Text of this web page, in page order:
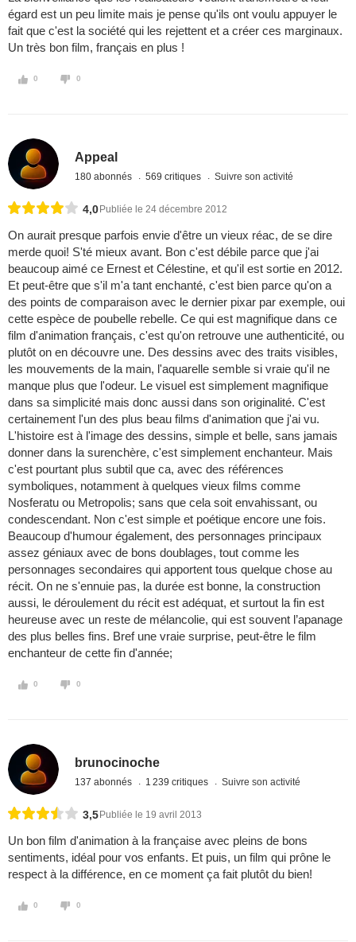
égard est un peu limite mais je pense qu'ils ont voulu appuyer le
fait que c'est la société qui les rejettent et a créer ces marginaux.
Un très bon film, français en plus !
0 0
Appeal
180 abonnés 569 critiques Suivre son activité
4,0 Publiée le 24 décembre 2012
On aurait presque parfois envie d'être un vieux réac, de se dire
merde quoi! S'té mieux avant. Bon c'est débile parce que j'ai
beaucoup aimé ce Ernest et Célestine, et qu'il est sortie en 2012.
Et peut-être que s'il m'a tant enchanté, c'est bien parce qu'on a
des points de comparaison avec le dernier pixar par exemple, oui
cette espèce de poubelle rebelle. Ce qui est magnifique dans ce
film d'animation français, c'est qu'on retrouve une authenticité, ou
plutôt on en découvre une. Des dessins avec des traits visibles,
les mouvements de la main, l'aquarelle semble si vraie qu'il ne
manque plus que l'odeur. Le visuel est simplement magnifique
dans sa simplicité mais donc aussi dans son originalité. C'est
certainement l'un des plus beau films d'animation que j'ai vu.
L'histoire est à l'image des dessins, simple et belle, sans jamais
donner dans la surenchère, c'est simplement enchanteur. Mais
c'est pourtant plus subtil que ca, avec des références
symboliques, notamment à quelques vieux films comme
Nosferatu ou Metropolis; sans que cela soit envahissant, ou
condescendant. Non c'est simple et poétique encore une fois.
Beaucoup d'humour également, des personnages principaux
assez géniaux avec de bons doublages, tout comme les
personnages secondaires qui apportent tous quelque chose au
récit. On ne s'ennuie pas, la durée est bonne, la construction
aussi, le déroulement du récit est adéquat, et surtout la fin est
heureuse avec un reste de mélancolie, qui est souvent l’apanage
des plus belles fins. Bref une vraie surprise, peut-être le film
enchanteur de cette fin d'année;
0 0
brunocinoche
137 abonnés 1 239 critiques Suivre son activité
3,5 Publiée le 19 avril 2013
Un bon film d'animation à la française avec pleins de bons
sentiments, idéal pour vos enfants. Et puis, un film qui prône le
respect à la différence, en ce moment ça fait plutôt du bien!
0 0